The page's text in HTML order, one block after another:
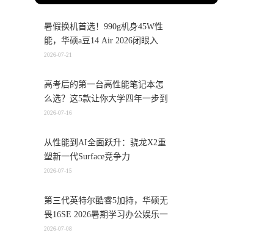
暑假换机首选！990g机身45W性
能，华硕a豆14 Air 2026闭眼入
2026-07-21
高考后的第一台高性能笔记本怎
么选？这5款让你大学四年一步到
位
2026-07-16
从性能到AI全面跃升：骁龙X2重
塑新一代Surface竞争力
2026-07-15
第三代英特尔酷睿5加持，华硕无
畏16SE 2026暑期学习办公娱乐一
机搞定
2026-07-08